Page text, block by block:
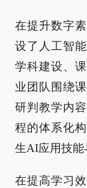
在提升数字
设了人工智
学科建设、
业团队围绕
研判教学内
程的体系化
生AI应用技能
在提高学习